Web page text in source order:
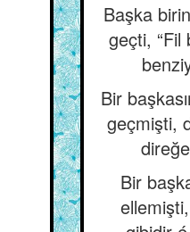
Başka
geçti, “Fil
Bir
geçmişti,
Bir